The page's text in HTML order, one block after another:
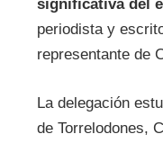
significativa del
periodista y
representante de
La delegación
de Torrelodones,